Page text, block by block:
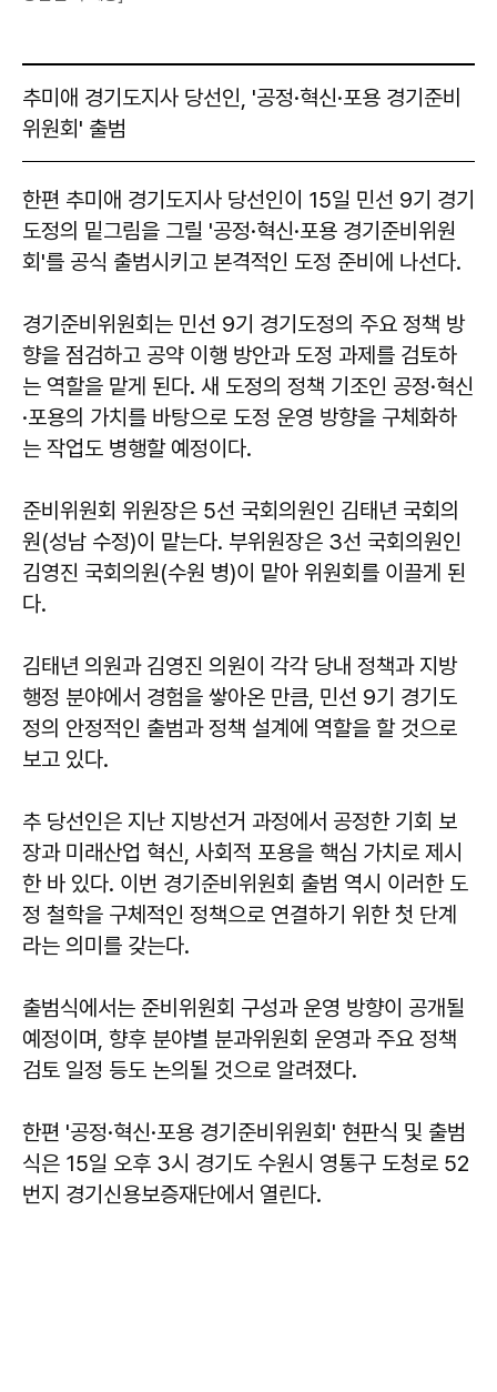
추미애 경기도지사 당선인, '공정·혁신·포용 경기준비
위원회' 출범
한편 추미애 경기도지사 당선인이 15일 민선 9기 경기
도정의 밑그림을 그릴 '공정·혁신·포용 경기준비위원
회'를 공식 출범시키고 본격적인 도정 준비에 나선다.
경기준비위원회는 민선 9기 경기도정의 주요 정책 방
향을 점검하고 공약 이행 방안과 도정 과제를 검토하
는 역할을 맡게 된다. 새 도정의 정책 기조인 공정·혁신
·포용의 가치를 바탕으로 도정 운영 방향을 구체화하
는 작업도 병행할 예정이다.
준비위원회 위원장은 5선 국회의원인 김태년 국회의
원(성남 수정)이 맡는다. 부위원장은 3선 국회의원인
김영진 국회의원(수원 병)이 맡아 위원회를 이끌게 된
다.
김태년 의원과 김영진 의원이 각각 당내 정책과 지방
행정 분야에서 경험을 쌓아온 만큼, 민선 9기 경기도
정의 안정적인 출범과 정책 설계에 역할을 할 것으로
보고 있다.
추 당선인은 지난 지방선거 과정에서 공정한 기회 보
장과 미래산업 혁신, 사회적 포용을 핵심 가치로 제시
한 바 있다. 이번 경기준비위원회 출범 역시 이러한 도
정 철학을 구체적인 정책으로 연결하기 위한 첫 단계
라는 의미를 갖는다.
출범식에서는 준비위원회 구성과 운영 방향이 공개될
예정이며, 향후 분야별 분과위원회 운영과 주요 정책
검토 일정 등도 논의될 것으로 알려졌다.
한편 '공정·혁신·포용 경기준비위원회' 현판식 및 출범
식은 15일 오후 3시 경기도 수원시 영통구 도청로 52
번지 경기신용보증재단에서 열린다.